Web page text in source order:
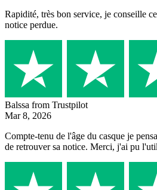
Rapidité, très bon service, je conseille
notice perdue.
Balssa from Trustpilot
Mar 8, 2026
Compte-tenu de l'âge du casque je
de retrouver sa notice. Merci, j'ai pu